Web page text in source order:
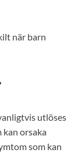
när barn
utlöses
kan orsaka
som kan